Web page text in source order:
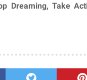
Dreaming, Take